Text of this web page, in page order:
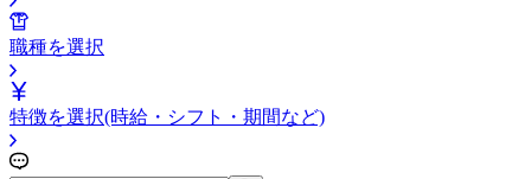
職種を選択
特徴を選択(時給・シフト・期間など)